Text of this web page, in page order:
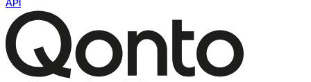
API